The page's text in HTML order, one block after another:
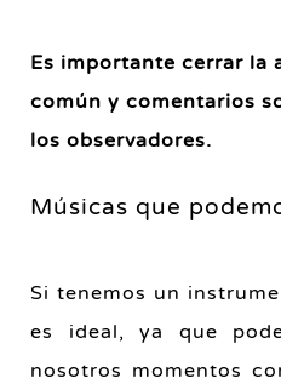
Es importante cerrar la
común y comentarios
los observadores.
Músicas que
Si tenemos un
es ideal, ya que
nosotros momentos